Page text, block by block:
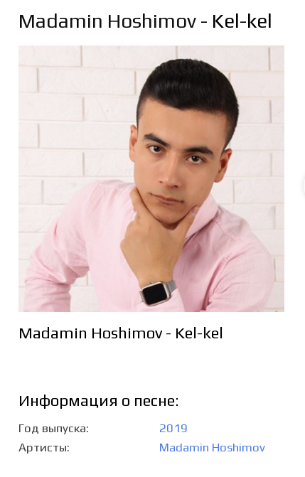
Madamin Hoshimov- Kel-kel
Madamin Hoshimov - Kel-kel
Информация о песне:
Год выпуска
2019
Артисты
Madamin Hoshimov